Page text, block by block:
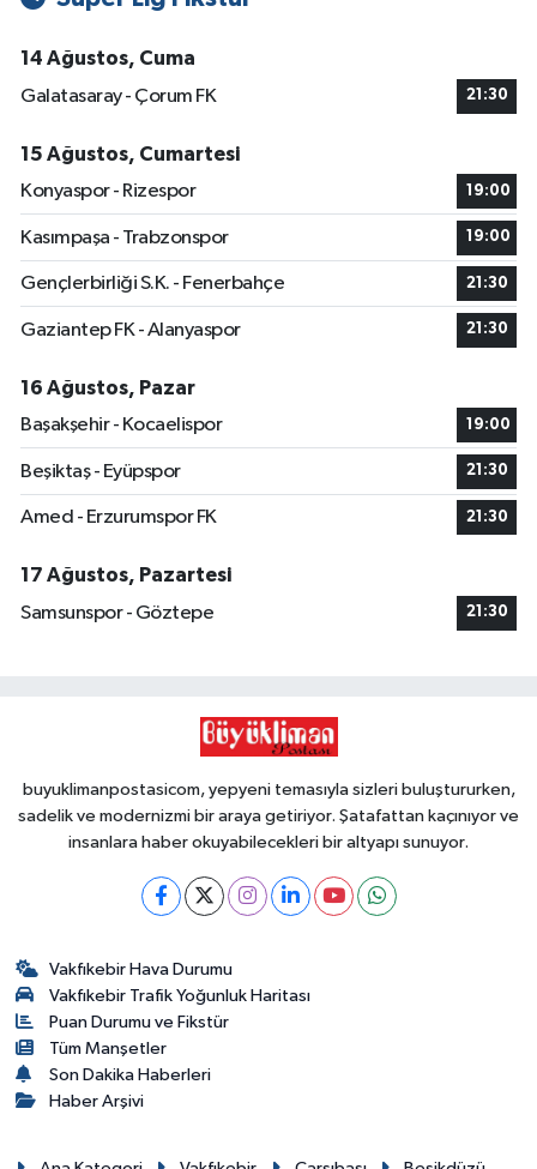
14 Ağustos, Cuma
Galatasaray - Çorum FK
21:30
15 Ağustos, Cumartesi
Konyaspor - Rizespor
19:00
Kasımpaşa - Trabzonspor 19:00
Gençlerbirliği S.K. - Fenerbahçe 21:30
Gaziantep FK - Alanyaspor 21:30
16 Ağustos, Pazar
Başakşehir - Kocaelispor
19:00
Beşiktaş - Eyüpspor 21:30
Amed - Erzurumspor FK 21:30
17 Ağustos, Pazartesi
Samsunspor - Göztepe
21:30
buyuklimanpostasicom, yepyeni temasıyla sizleri buluştururken,
sadelik ve modernizmi bir araya getiriyor. Şatafattan kaçınıyor ve
insanlara haber okuyabilecekleri bir altyapı sunuyor.
Vakfıkebir Hava Durumu
Vakfıkebir Trafik Yoğunluk Haritası
Puan Durumu ve Fikstür
Tüm Manşetler
Son Dakika Haberleri
Haber Arşivi